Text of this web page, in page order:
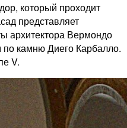
который проходит
представляет
архитектора Вермондо
камню Диего Карбалло.
V.